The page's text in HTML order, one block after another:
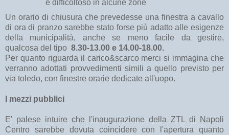
è difficoltoso in alcune zone
Un orario di chiusura che prevedesse una finestra a cavallo
di ora di pranzo sarebbe stato forse più adatto alle esigenze
della municipalità, anche se meno facile da gestire,
qualcosa del tipo 8.30-13.00 e 14.00-18.00.
Per quanto riguarda il carico&scarco merci si immagina che
verranno adottati provvedimenti simili a quello previsto per
via toledo, con finestre orarie dedicate all'uopo.
I mezzi pubblici
E' palese intuire che l'inaugurazione della ZTL di Napoli
Centro sarebbe dovuta coincidere con l'apertura quanto